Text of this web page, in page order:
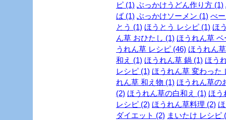
ピ (1) ぶっかけうどん作り方 (1)
ば (1) ぶっかけソーメン (1) べ
とう (1) ほうとう レシピ (1) ほ
ん草 おひたし (1) ほうれん草 ベ
うれん草 レシピ (46) ほうれん
和え (1) ほうれん草 鍋 (1) ほう
レシピ (1) ほうれん草 変わった
れん草 和え物 (1) ほうれん草の
(2) ほうれん草の白和え (1) ほう
レシピ (2) ほうれん草料理 (2)
ダイエット (2) まいたけ レシピ